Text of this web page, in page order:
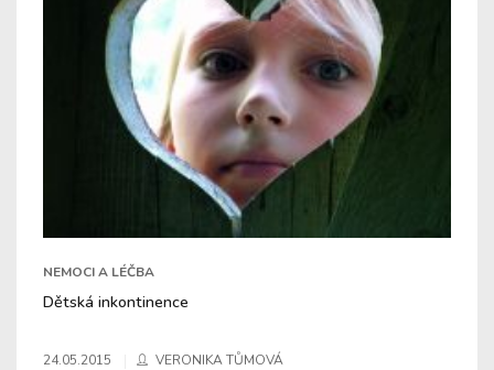
NEMOCI A LÉČBA
Dětská inkontinence
24.05.2015 VERONIKA TŮMOVÁ